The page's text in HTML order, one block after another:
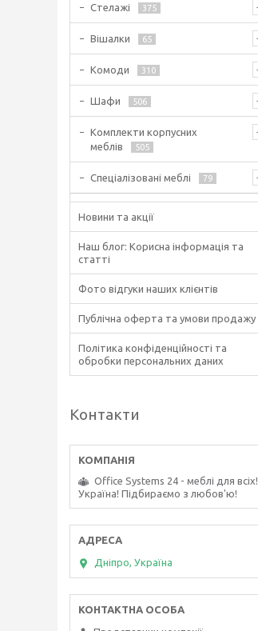
Стелажі 375
Вішалки 65
Комоди 310
Шафи 506
Комплекти корпусних
меблів
505
Спеціалізовані меблі 79
Новини та акції
Наш блог: Корисна інформація та
статті
Фото відгуки наших клієнтів
Публічна оферта та умови продажу
Політика конфіденційності та
обробки персональних даних
Контакти
Office Systems 24 - меблі для всіх!
Україна! Підбираємо з любов'ю!
Дніпро, Україна